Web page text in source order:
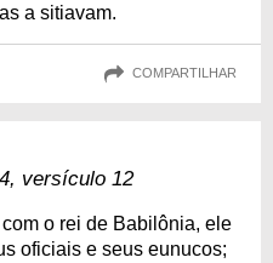
a sitiavam.
COMPARTILHAR
versículo 12
o rei de Babilônia, ele
oficiais e seus eunucos;